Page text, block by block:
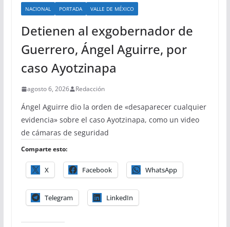
NACIONAL PORTADA VALLE DE MÉXICO
Detienen al exgobernador de
Guerrero, Ángel Aguirre, por
caso Ayotzinapa
agosto 6, 2026 Redacción
Ángel Aguirre dio la orden de «desaparecer cualquier
evidencia» sobre el caso Ayotzinapa, como un video
de cámaras de seguridad
Comparte esto:
X Facebook WhatsApp
Telegram LinkedIn